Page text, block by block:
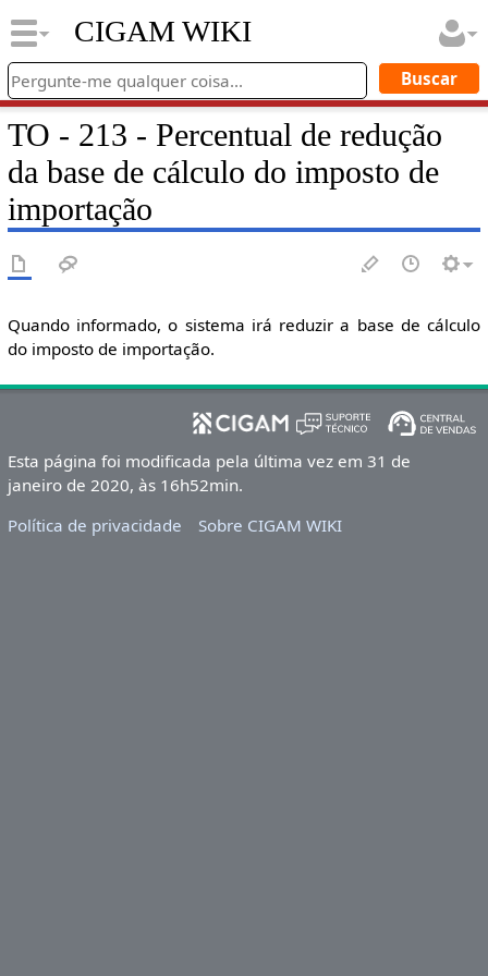
CIGAM WIKI
TO - 213 - Percentual de redução
da base de cálculo do imposto de
importação
Quando informado, o sistema irá reduzir a base de cálculo
do imposto de importação.
Esta página foi modificada pela última vez em 31 de
janeiro de 2020, às 16h52min.
Política de privacidade
Sobre CIGAM WIKI